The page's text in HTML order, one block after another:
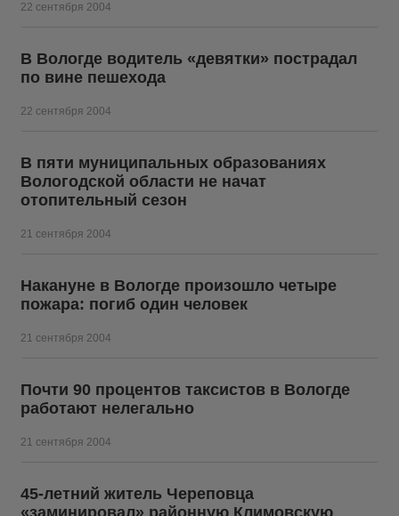
22 сентября 2004
В Вологде водитель «девятки» пострадал
по вине пешехода
22 сентября 2004
В пяти муниципальных образованиях
Вологодской области не начат
отопительный сезон
21 сентября 2004
Накануне в Вологде произошло четыре
пожара: погиб один человек
21 сентября 2004
Почти 90 процентов таксистов в Вологде
работают нелегально
21 сентября 2004
45-летний житель Череповца
«заминировал» районную Климовскую